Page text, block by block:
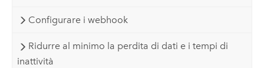
Configurare i webhook
Ridurre al minimo la perdita di dati e i tempi di
inattività